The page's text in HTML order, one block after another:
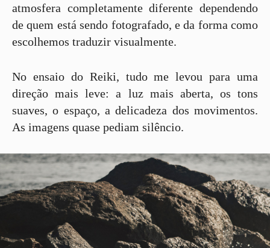
atmosfera completamente diferente dependendo
de quem está sendo fotografado, e da forma como
escolhemos traduzir visualmente.
No ensaio do Reiki, tudo me levou para uma
direção mais leve: a luz mais aberta, os tons
suaves, o espaço, a delicadeza dos movimentos.
As imagens quase pediam silêncio.